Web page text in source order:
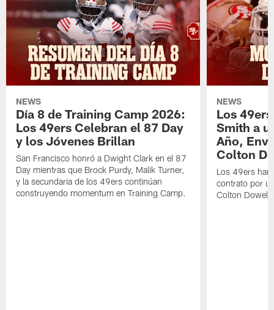
NEWS
Día 8 de Training Camp 2026:
Los 49ers Celebran el 87 Day
y los Jóvenes Brillan
San Francisco honró a Dwight Clark en el 87
Day mientras que Brock Purdy, Malik Turner,
y la secundaria de los 49ers continúan
construyendo momentum en Training Camp.
NEWS
Los
Smith a
Año,
Colton
Los 49ers
contrato por
Colton Dowell.